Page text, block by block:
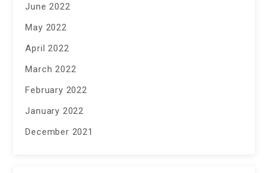
June 2022
May 2022
April 2022
March 2022
February 2022
January 2022
December 2021